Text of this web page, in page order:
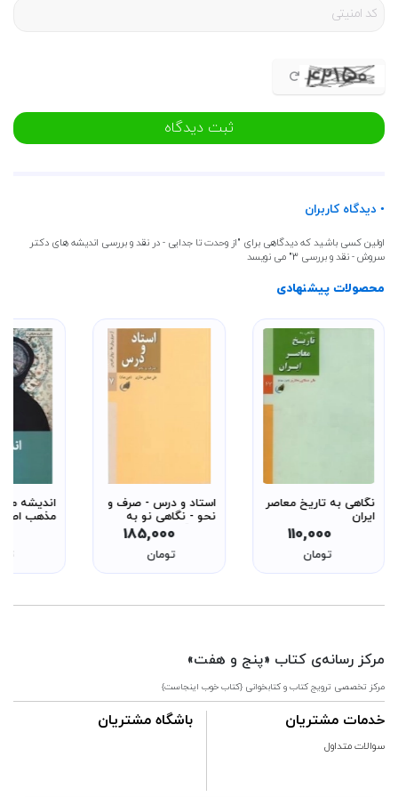
ثبت دیدگاه
• دیدگاه کاربران
اولین کسی باشید که دیدگاهی برای "از وحدت تا جدایی - در نقد و بررسی اندیشه های دکتر
سروش - نقد و بررسی 3" می نویسد
محصولات پیشنهادی
نگاهی به تاریخ معاصر
ایران
110,000
تومان
استاد و درس - صرف و
نحو - نگاهی نو به
روش آموزش ادبیات
عرب - از سری روش ها
185,000
تومان
اندیشه
مذهب
مرکز رسانه‌ی کتاب «پنج و هفت»
مرکز تخصصی ترویج کتاب و کتابخوانی {کتاب خوب اینجاست}
خدمات مشتریان
سوالات متداول
باشگاه مشتریان